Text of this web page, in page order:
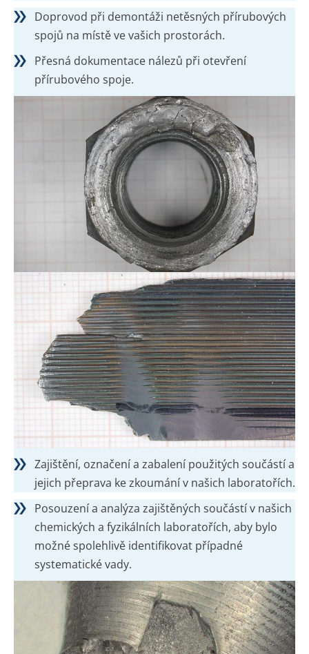
Doprovod při demontáži netěsných přírubových
spojů na místě ve vašich prostorách.
Přesná dokumentace nálezů při otevření
přírubového spoje.
Zajištění, označení a zabalení použitých součástí a
jejich přeprava ke zkoumání v našich laboratořích.
Posouzení a analýza zajištěných součástí v našich
chemických a fyzikálních laboratořích, aby bylo
možné spolehlivě identifikovat případné
systematické vady.